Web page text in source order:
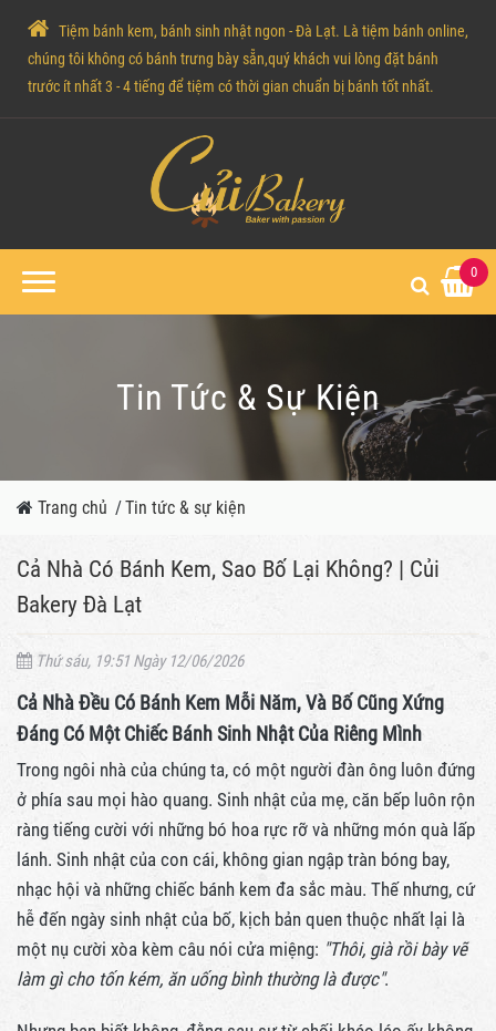
Tiệm bánh kem, bánh sinh nhật ngon - Đà Lạt. Là tiệm bánh online,
chúng tôi không có bánh trưng bày sẵn,quý khách vui lòng đặt bánh
trước ít nhất 3 - 4 tiếng để tiệm có thời gian chuẩn bị bánh tốt nhất.
0
Tin Tức & Sự Kiện
Trang chủ /Tin tức & sự kiện
Cả Nhà Có Bánh Kem, Sao Bố Lại Không? | Củi
Bakery Đà Lạt
Thứ sáu, 19:51 Ngày 12/06/2026
Cả Nhà Đều Có Bánh Kem Mỗi Năm, Và Bố Cũng Xứng
Đáng Có Một Chiếc Bánh Sinh Nhật Của Riêng Mình
Trong ngôi nhà của chúng ta, có một người đàn ông luôn đứng
ở phía sau mọi hào quang. Sinh nhật của mẹ, căn bếp luôn rộn
ràng tiếng cười với những bó hoa rực rỡ và những món quà lấp
lánh. Sinh nhật của con cái, không gian ngập tràn bóng bay,
nhạc hội và những chiếc bánh kem đa sắc màu. Thế nhưng, cứ
hễ đến ngày sinh nhật của bố, kịch bản quen thuộc nhất lại là
một nụ cười xòa kèm câu nói cửa miệng: "Thôi, già rồi bày vẽ
làm gì cho tốn kém, ăn uống bình thường là được".